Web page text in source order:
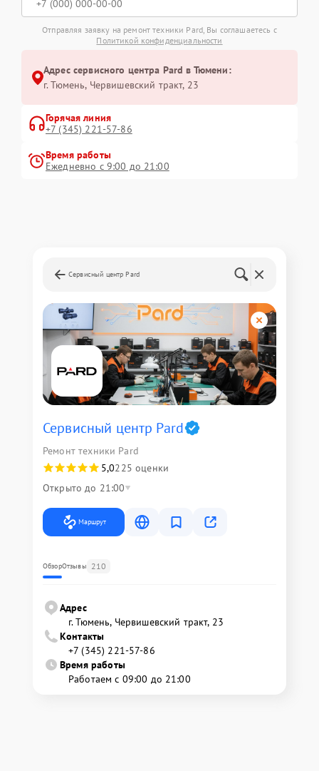
Отправляя заявку на ремонт техники Pard, Вы соглашаетесь с
Политикой конфиденциальности
Адрес сервисного центра Pard в Тюмени:
г. Тюмень, ​Червишевский тракт, 23
Горячая линия
+7 (345) 221-57-86
Время работы
Ежедневно с 9:00 до 21:00
Сервисный центр Pard
Сервисный центр Pard
Ремонт техники Pard
5,0225 оценки
Открыто до 21:00
Маршрут
ОбзорОтзывы 210
Адрес
г. Тюмень, ​Червишевский тракт, 23
Контакты
+7 (345) 221-57-86
Время работы
Работаем с 09:00 до 21:00